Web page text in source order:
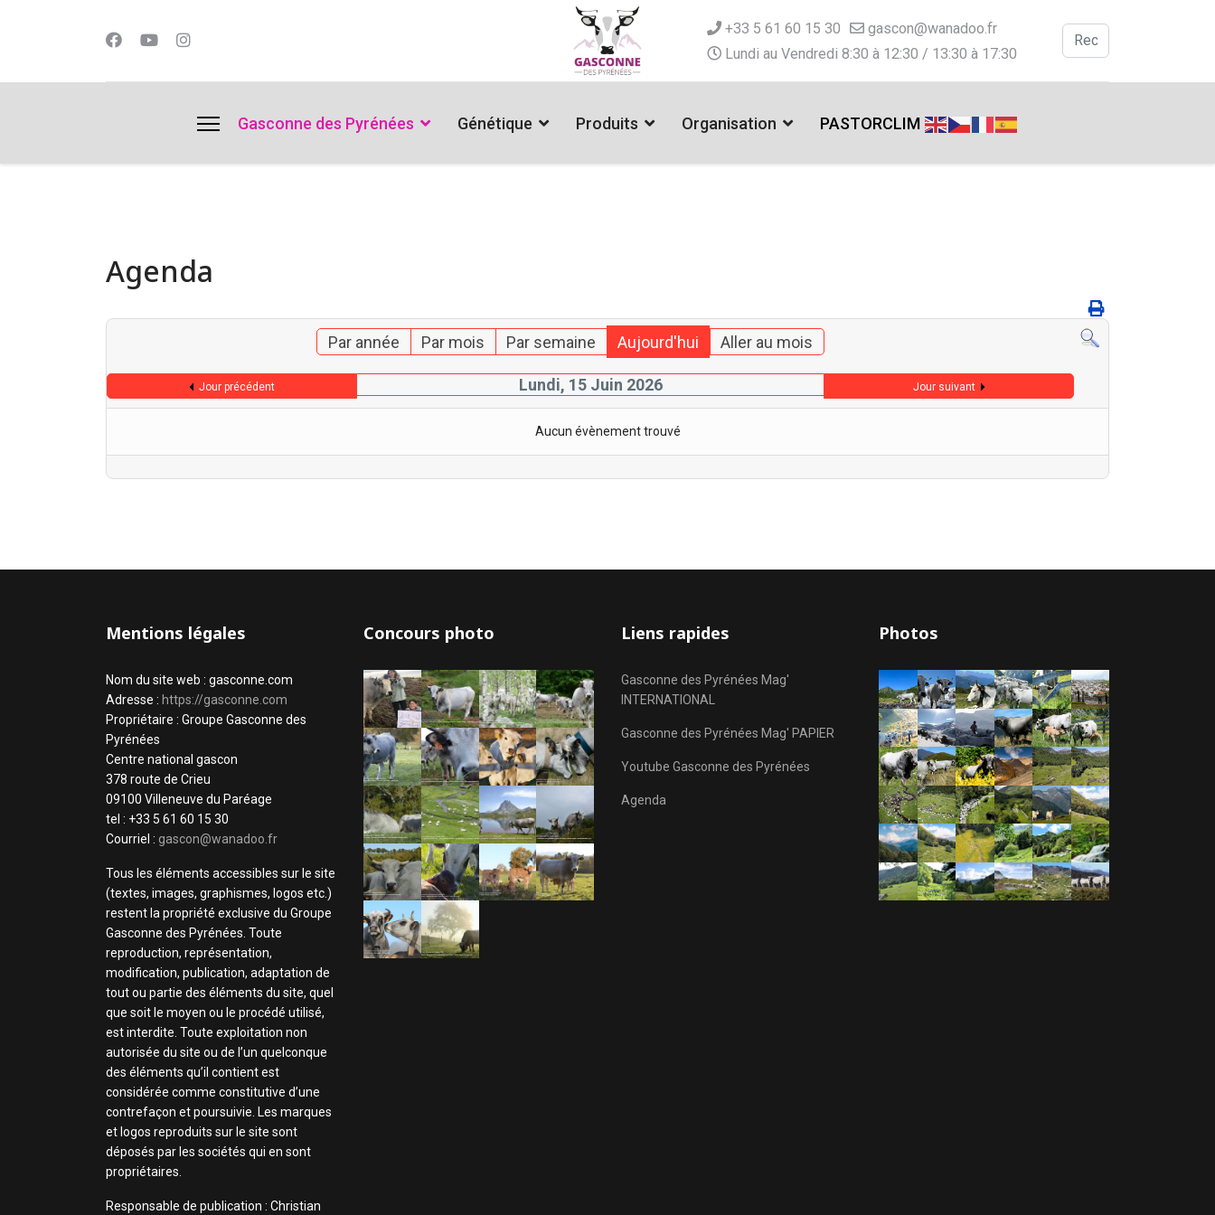
+33 5 61 60 15 30
gascon@wanadoo.fr
Lundi au Vendredi 8:30 à 12:30 / 13:30 à 17:30
Valider
Gasconne des Pyrénées Génétique Produits Organisation PASTORCLIM
Agenda
Par année Par mois Par semaine Aujourd'hui Aller au mois
Jour précédent Lundi, 15 Juin 2026 Jour suivant
Aucun évènement trouvé
Mentions légales
Nom du site web : gasconne.com
Adresse : https://gasconne.com
Propriétaire : Groupe Gasconne des
Pyrénées
Centre national gascon
378 route de Crieu
09100 Villeneuve du Paréage
tel : +33 5 61 60 15 30
Courriel : gascon@wanadoo.fr
Tous les éléments accessibles sur le site
(textes, images, graphismes, logos etc.)
restent la propriété exclusive du Groupe
Gasconne des Pyrénées. Toute
reproduction, représentation,
modification, publication, adaptation de
tout ou partie des éléments du site, quel
que soit le moyen ou le procédé utilisé,
est interdite. Toute exploitation non
autorisée du site ou de l’un quelconque
des éléments qu’il contient est
considérée comme constitutive d’une
contrefaçon et poursuivie. Les marques
et logos reproduits sur le site sont
déposés par les sociétés qui en sont
propriétaires.
Responsable de publication : Christian
Concours photo Liens rapides
Gasconne des Pyrénées Mag'
INTERNATIONAL
Gasconne des Pyrénées Mag' PAPIER
Youtube Gasconne des Pyrénées
Agenda
Photos